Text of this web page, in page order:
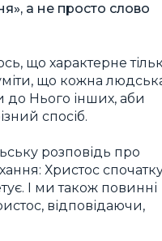
а не просто слово
що характерне
що кожна
до Нього інших, аби
спосіб.
розповідь про
Христос
І ми також повинні
відповідаючи,